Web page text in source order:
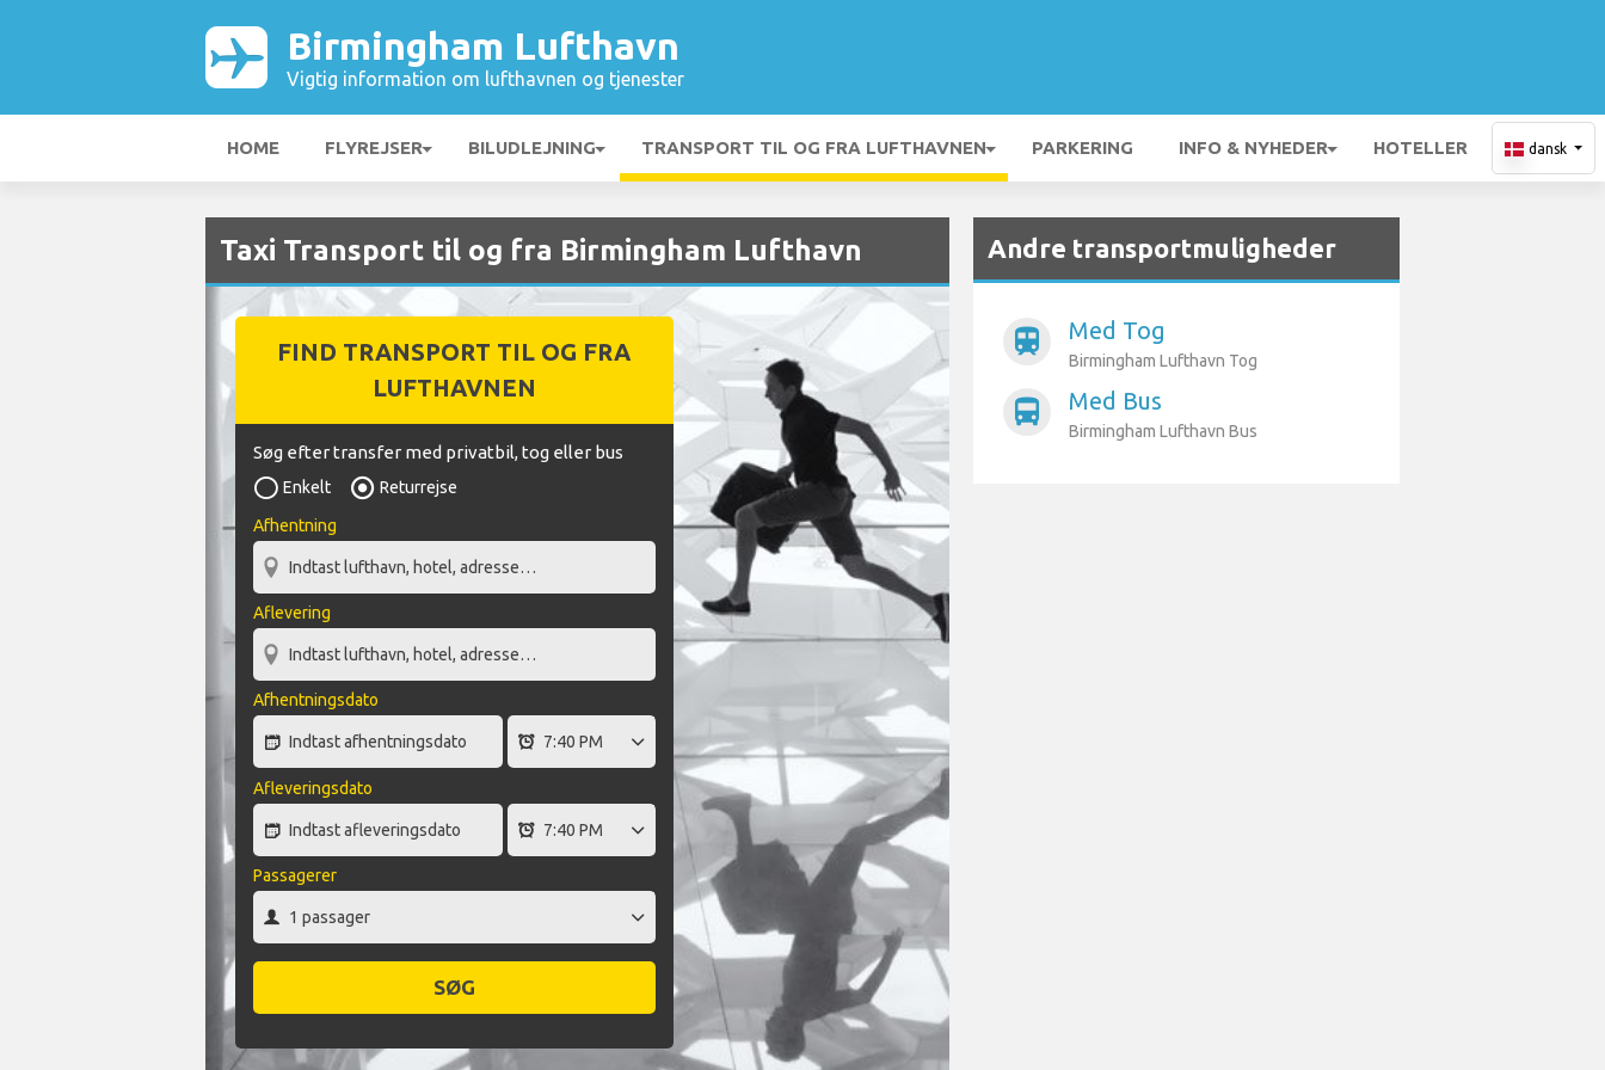
Birmingham Lufthavn
Vigtig information om lufthavnen og tjenester
HOME FLYREJSER BILUDLEJNING TRANSPORT TIL OG FRA LUFTHAVNEN PARKERING INFO & NYHEDER HOTELLER dansk
Taxi Transport til og fra Birmingham Lufthavn
FIND TRANSPORT TIL OG FRA
LUFTHAVNEN
Søg efter transfer med privatbil, tog eller bus
Enkelt
Returrejse
Afhentning
Aflevering
Afhentningsdato
Afleveringsdato
Passagerer
SØG
Andre transportmuligheder
train Med Tog
Birmingham Lufthavn Tog
directions_bus Med Bus
Birmingham Lufthavn Bus